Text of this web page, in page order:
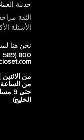
خدمة
الثقة
الأسئلة
نحن هنا
800 LUX (800 589)
من الاثنين
حتى
الخليج)